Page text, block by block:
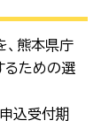
熊本県庁
るための選
込受付期